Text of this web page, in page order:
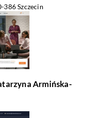
Szczecin
Armińska-